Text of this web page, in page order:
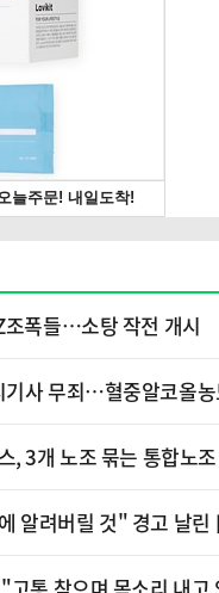
폭들…소탕 작전 개시
기사 무죄…혈중알코올
3개 노조 묶는 통합노
알려버릴 것" 경고 날린